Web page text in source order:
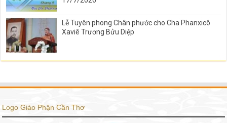
Lễ Tuyên phong Chân phước cho Cha Phanxicô
Xaviê Trương Bửu Diệp
Logo Giáo Phận Cần Thơ